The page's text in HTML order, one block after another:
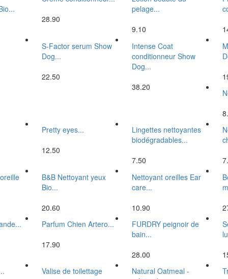
28.90
pelage...
9.10
S-Factor serum Show
Dog...
22.50
Intense Coat
conditionneur Show
Dog...
38.20
Pretty eyes...
12.50
Lingettes nettoyantes
biodégradables...
7.50
B&B Nettoyant yeux
Bio...
20.60
Nettoyant oreilles Ear
care...
10.90
Parfum Chien Artero...
17.90
FURDRY peignoir de
bain...
28.00
Valise de toilettage
Natural Oatmeal -